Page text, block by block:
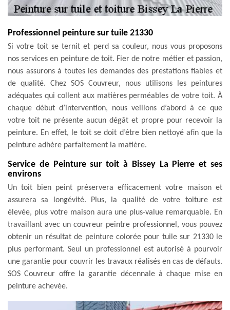
Professionnel peinture sur tuile 21330
Si votre toit se ternit et perd sa couleur, nous vous proposons
nos services en peinture de toit. Fier de notre métier et passion,
nous assurons à toutes les demandes des prestations fiables et
de qualité. Chez SOS Couvreur, nous utilisons les peintures
adéquates qui collent aux matières perméables de votre toit. À
chaque début d’intervention, nous veillons d’abord à ce que
votre toit ne présente aucun dégât et propre pour recevoir la
peinture. En effet, le toit se doit d’être bien nettoyé afin que la
peinture adhère parfaitement la matière.
Service de Peinture sur toit à Bissey La Pierre et ses
environs
Un toit bien peint préservera efficacement votre maison et
assurera sa longévité. Plus, la qualité de votre toiture est
élevée, plus votre maison aura une plus-value remarquable. En
travaillant avec un couvreur peintre professionnel, vous pouvez
obtenir un résultat de peinture colorée pour tuile sur 21330 le
plus performant. Seul un professionnel est autorisé à pourvoir
une garantie pour couvrir les travaux réalisés en cas de défauts.
SOS Couvreur offre la garantie décennale à chaque mise en
peinture achevée.